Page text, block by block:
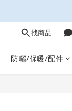
找商品
｜防曬/保暖/配件